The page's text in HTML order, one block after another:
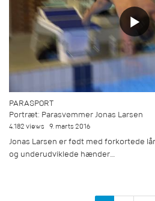
PARASPORT
Portræt: Parasvømmer Jonas Larsen
4.182 views 9. marts 2016
Jonas Larsen er født med forkortede
og underudviklede hænder....